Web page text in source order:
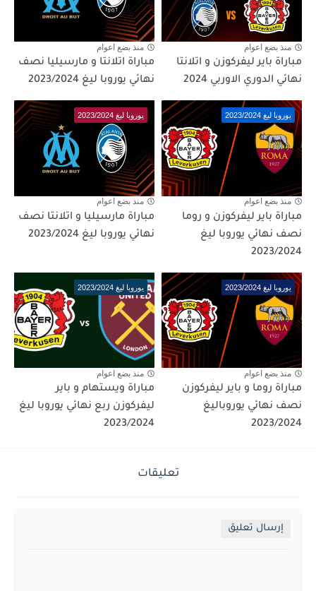
منذ بضع اعوام
مباراة باير ليفركوزن و اتلانتا
نهائي الدوري الاوربي 2024
منذ بضع اعوام
مباراة اتلانتا و مارسيليا نصف
نهائي يوروبا ليغ 2023/2024
يوروبا ليغ 2023/2024
منذ بضع اعوام
مباراة باير ليفركوزن و روما
نصف نهائي يوروبا ليغ
2023/2024
يوروبا ليغ 2023/2024
منذ بضع اعوام
مباراة مارسيليا و اتلانتا نصف
نهائي يوروبا ليغ 2023/2024
يوروبا ليغ 2023/2024
منذ بضع اعوام
مباراة روما و باير ليفركوزن
نصف نهائي يوروباليغ
2023/2024
يوروبا ليغ 2023/2024
منذ بضع اعوام
مباراة ويستهام و باير
ليفركوزن ربع نهائي يوروبا ليغ
2023/2024
تعليقات
إرسال تعليق